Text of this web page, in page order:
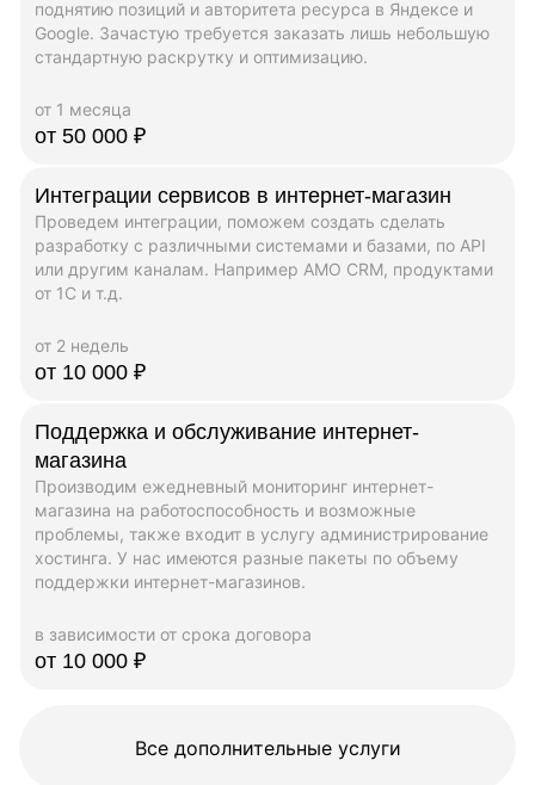
поднятию позиций и авторитета ресурса в Яндексе и
Google. Зачастую требуется заказать лишь небольшую
стандартную раскрутку и оптимизацию.
от 1 месяца
от 50 000 ₽
Интеграции сервисов в интернет-магазин
Проведем интеграции, поможем создать сделать
разработку с различными системами и базами, по API
или другим каналам. Например AMO CRM, продуктами
от 1C и т.д.
от 2 недель
от 10 000 ₽
Поддержка и обслуживание интернет-
магазина
Производим ежедневный мониторинг интернет-
магазина на работоспособность и возможные
проблемы, также входит в услугу администрирование
хостинга. У нас имеются разные пакеты по объему
поддержки интернет-магазинов.
в зависимости от срока договора
от 10 000 ₽
Все дополнительные услуги